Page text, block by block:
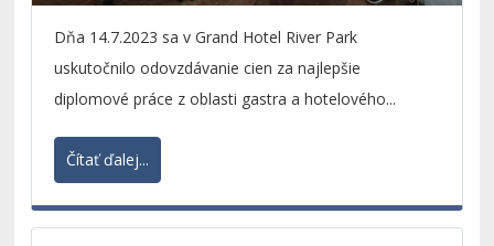
Dňa 14.7.2023 sa v Grand Hotel River Park
uskutočnilo odovzdávanie cien za najlepšie
diplomové práce z oblasti gastra a hotelového...
Čítať ďalej...